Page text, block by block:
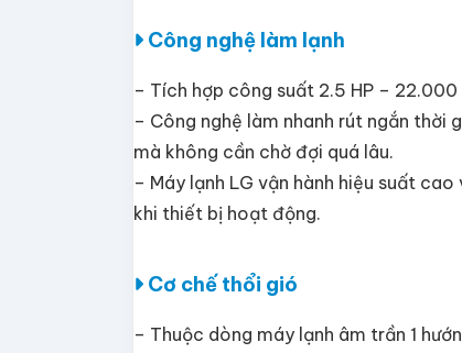
Công nghệ làm lạnh
– Tích hợp công suất 2.5 HP –
– Công nghệ làm nhanh rút ngắn
mà không cần chờ đợi quá lâu.
– Máy lạnh LG vận hành hiệu suất
khi thiết bị hoạt động.
Cơ chế thổi gió
– Thuộc dòng máy lạnh âm trần 1